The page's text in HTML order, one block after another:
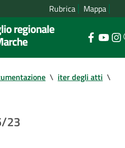
Rubrica Mappa
regionale
\ iter degli atti \
23